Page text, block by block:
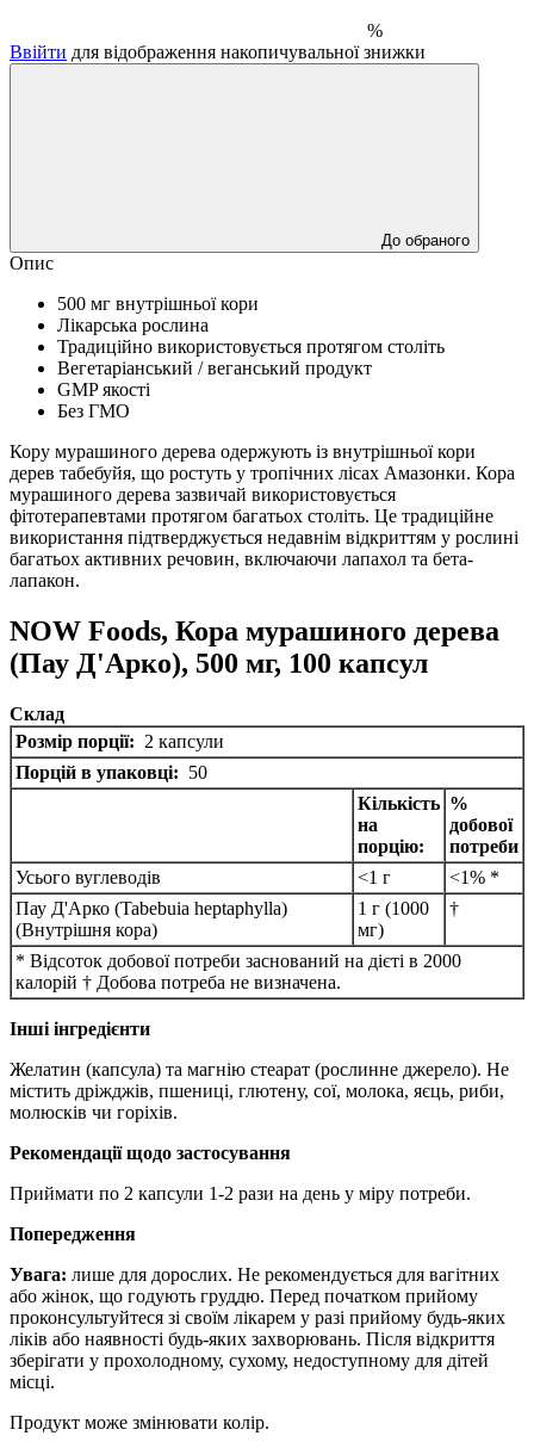
%
Ввійти для відображення накопичувальної знижки
До обраного
Опис
500 мг внутрішньої кори
Лікарська рослина
Традиційно використовується протягом століть
Вегетаріанський / веганський продукт
GMP якості
Без ГМО
Кору мурашиного дерева одержують із внутрішньої кори
дерев табебуйя, що ростуть у тропічних лісах Амазонки. Кора
мурашиного дерева зазвичай використовується
фітотерапевтами протягом багатьох століть. Це традиційне
використання підтверджується недавнім відкриттям у рослині
багатьох активних речовин, включаючи лапахол та бета-
лапакон.
NOW Foods, Кора мурашиного дерева
(Пау Д'Арко), 500 мг, 100 капсул
Склад
Розмір порції: 2 капсули
Порцій в упаковці: 50
Кількість
на
порцію:
%
добової
потреби
Усього вуглеводів
<1 г
<1% *
Пау Д'Арко (Tabebuia heptaphylla)
(Внутрішня кора)
1 г (1000
мг)
†
* Відсоток добової потреби заснований на дієті в 2000
калорій † Добова потреба не визначена.
Інші інгредієнти
Желатин (капсула) та магнію стеарат (рослинне джерело). Не
містить дріжджів, пшениці, глютену, сої, молока, яєць, риби,
молюсків чи горіхів.
Рекомендації щодо застосування
Приймати по 2 капсули 1-2 рази на день у міру потреби.
Попередження
Увага: лише для дорослих. Не рекомендується для вагітних
або жінок, що годують груддю. Перед початком прийому
проконсультуйтеся зі своїм лікарем у разі прийому будь-яких
ліків або наявності будь-яких захворювань. Після відкриття
зберігати у прохолодному, сухому, недоступному для дітей
місці.
Продукт може змінювати колір.